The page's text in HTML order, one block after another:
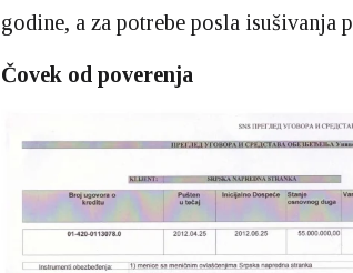
godine, a za potrebe posla isušivanja
Čovek od poverenja